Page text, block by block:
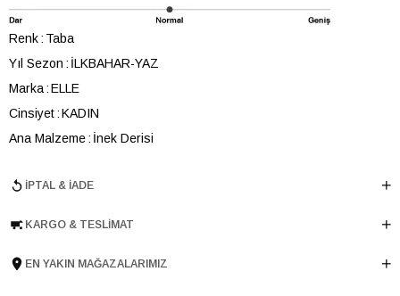
Renk Taba
Yıl Sezon
İLKBAHAR-YAZ
Marka ELLE
Cinsiyet KADIN
Ana Malzeme İnek Derisi
Topuk Boyu 1 cm
Tema Minimal
İPTAL & İADE
KARGO & TESLIMAT
EN YAKIN MAĞAZALARIMIZ